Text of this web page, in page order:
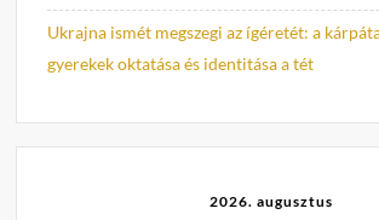
Ukrajna ismét megszegi az ígéretét: a
gyerekek oktatása és identitása a tét
2026. augusztus